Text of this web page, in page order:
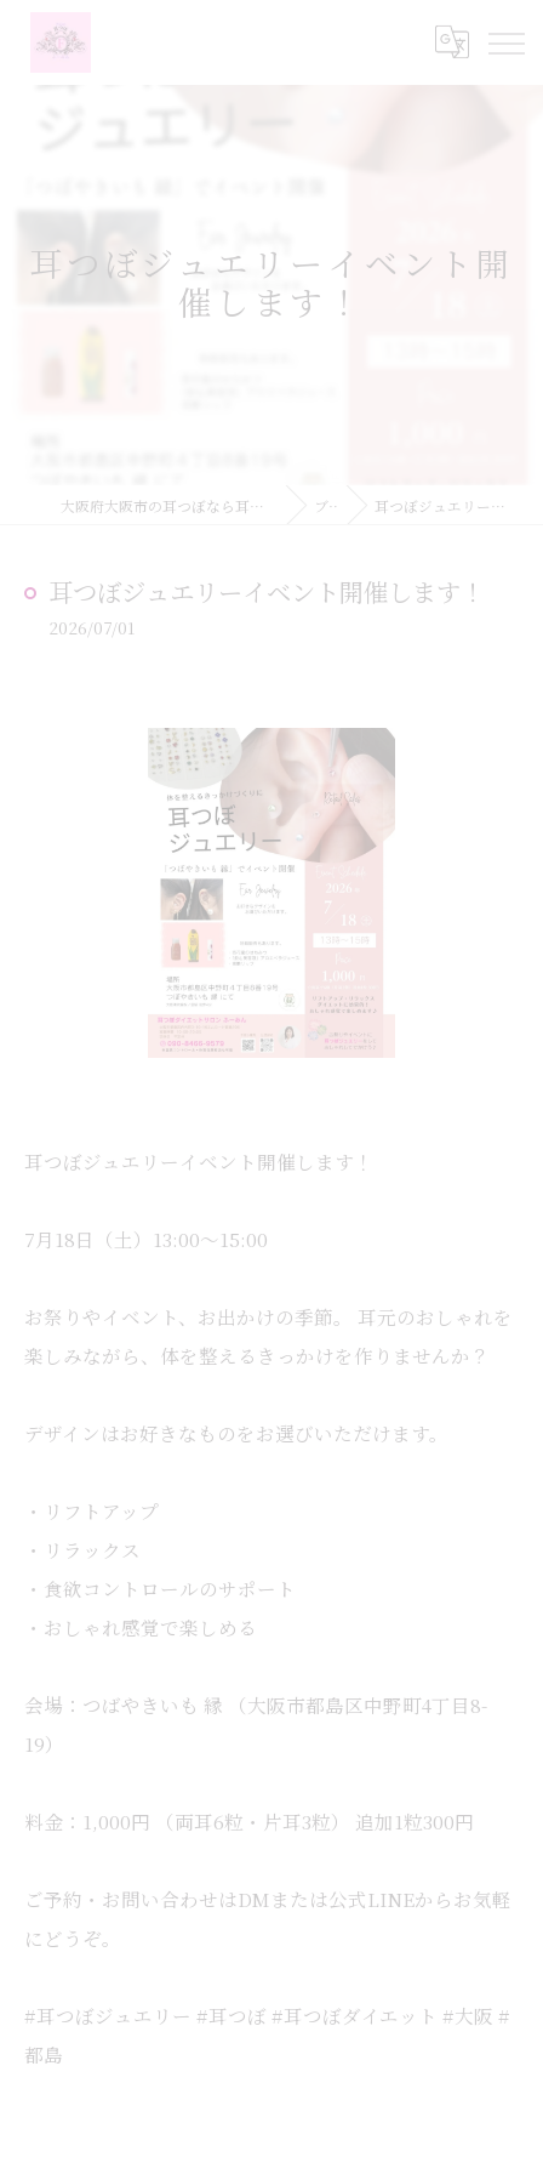
耳つぼジュエリーイベント開
催します！
大阪府大阪市の耳つぼなら耳つぼダイエットサロンふーみん ブログ 耳つぼジュエリーイベント開催します！
耳つぼジュエリーイベント開催します！
2026/07/01
耳つぼジュエリーイベント開催します！
7月18日（土）13:00〜15:00
お祭りやイベント、お出かけの季節。 耳元のおしゃれを
楽しみながら、体を整えるきっかけを作りませんか？
デザインはお好きなものをお選びいただけます。
・リフトアップ
・リラックス
・食欲コントロールのサポート
・おしゃれ感覚で楽しめる
会場：つばやきいも 縁 （大阪市都島区中野町4丁目8-
19）
料金：1,000円 （両耳6粒・片耳3粒） 追加1粒300円
ご予約・お問い合わせはDMまたは公式LINEからお気軽
にどうぞ。
#耳つぼジュエリー #耳つぼ #耳つぼダイエット #大阪 #
都島